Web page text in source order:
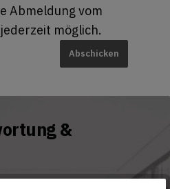
Abmeldung vom
möglich.
Abschicken
&